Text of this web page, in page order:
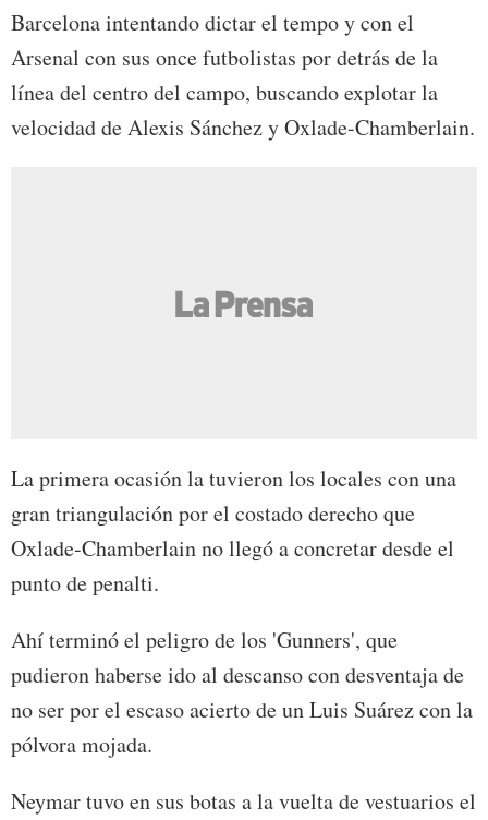
Barcelona intentando dictar el tempo y con el
Arsenal con sus once futbolistas por detrás de la
línea del centro del campo, buscando explotar la
velocidad de Alexis Sánchez y Oxlade-Chamberlain.
La primera ocasión la tuvieron los locales con una
gran triangulación por el costado derecho que
Oxlade-Chamberlain no llegó a concretar desde el
punto de penalti.
Ahí terminó el peligro de los 'Gunners', que
pudieron haberse ido al descanso con desventaja de
no ser por el escaso acierto de un Luis Suárez con la
pólvora mojada.
Neymar tuvo en sus botas a la vuelta de vestuarios el